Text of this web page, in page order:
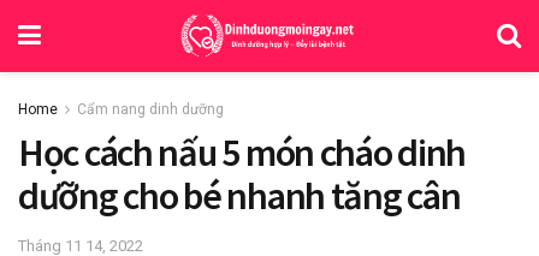
Home Cẩm nang dinh dưỡng
Học cách nấu 5 món cháo dinh
dưỡng cho bé nhanh tăng cân
Tháng 11 14, 2022